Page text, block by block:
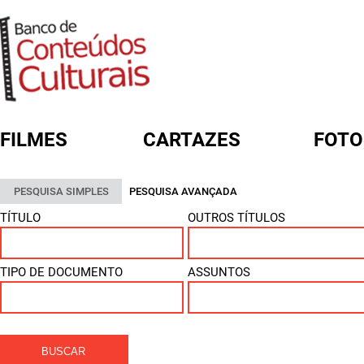
FILMES CARTAZES
PESQUISA SIMPLES PESQUISA AVANÇADA
TÍTULO OUTROS TÍTULOS
TIPO DE DOCUMENTO ASSUNTOS
FORMULÁRIO DE BUSCA